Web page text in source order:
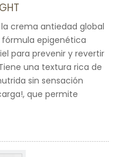
la crema antiedad global
epigenética
para prevenir y revertir
una textura rica de
sin sensación
que permite